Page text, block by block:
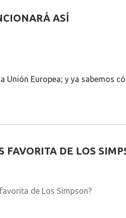
ASÍ
Unión Europea; y ya sabemos
FAVORITA DE LOS
de Los Simpson?